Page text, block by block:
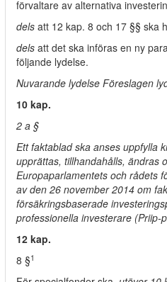
förvaltare av alternativa
dels att 12 kap. 8 och 17 §§ ska
dels att det ska införas en ny
följande lydelse.
Nuvarande lydelse Föreslagen
10 kap.
2 a §
Ett faktablad ska anses uppfylla
upprättas, tillhandahålls, ändras
Europaparlamentets och rådets
av den 26 november 2014 om
försäkringsbaserade
professionella investerare (Priip-
12 kap.
8 §1